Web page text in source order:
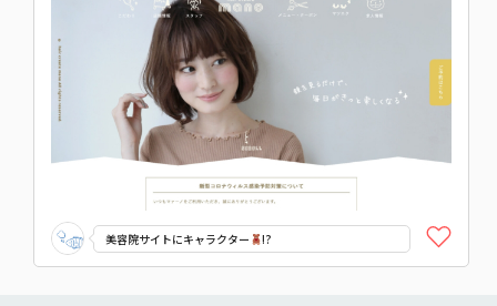
美容院サイトにキャラクター !?